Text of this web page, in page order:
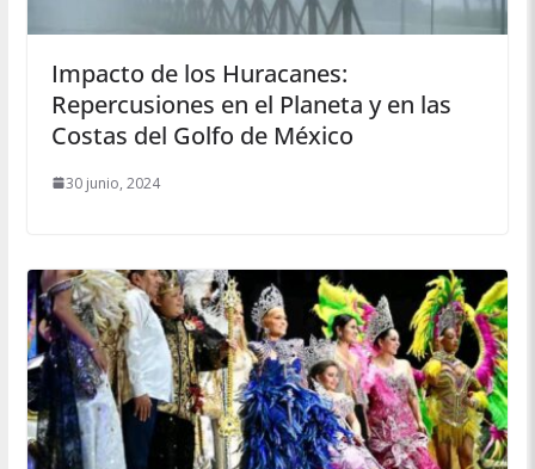
Impacto de los Huracanes:
Repercusiones en el Planeta y en las
Costas del Golfo de México
30 junio, 2024